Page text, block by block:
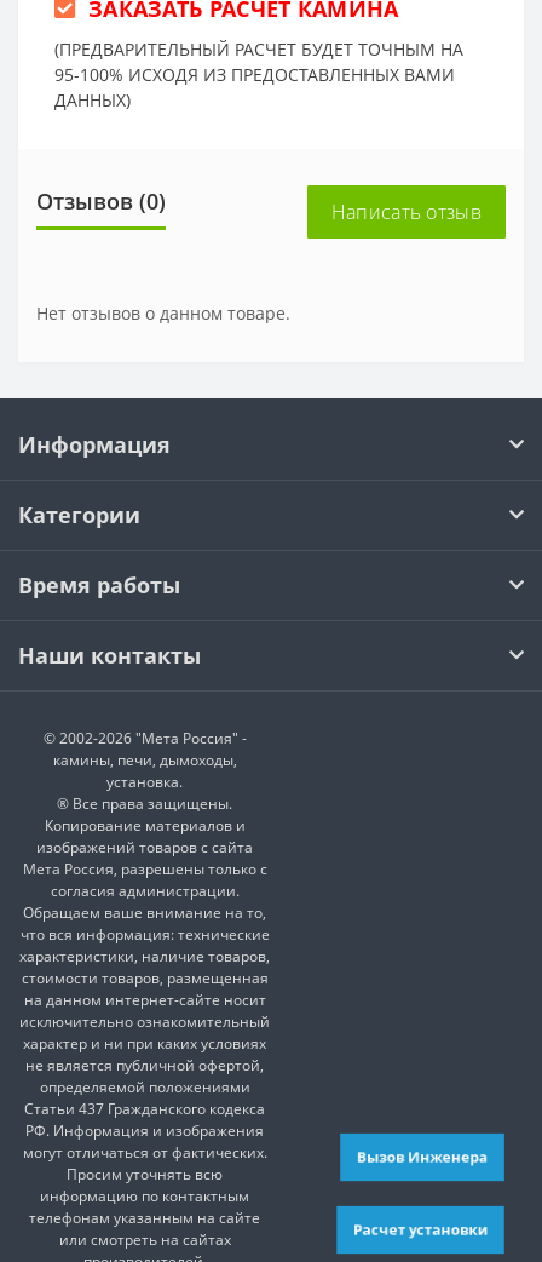
ЗАКАЗАТЬ РАСЧЕТ КАМИНА
(ПРЕДВАРИТЕЛЬНЫЙ РАСЧЕТ БУДЕТ ТОЧНЫМ НА
95-100% ИСХОДЯ ИЗ ПРЕДОСТАВЛЕННЫХ ВАМИ
ДАННЫХ)
Отзывов (0) Написать отзыв
Нет отзывов о данном товаре.
Информация
Категории
Время работы
Наши контакты
© 2002-2026 "Мета Россия" -
камины, печи, дымоходы,
установка.
® Все права защищены.
Копирование материалов и
изображений товаров с сайта
Мета Россия, разрешены только с
согласия администрации.
Обращаем ваше внимание на то,
что вся информация: технические
характеристики, наличие товаров,
стоимости товаров, размещенная
на данном интернет-сайте носит
исключительно ознакомительный
характер и ни при каких условиях
не является публичной офертой,
определяемой положениями
Статьи 437 Гражданского кодекса
РФ. Информация и изображения
могут отличаться от фактических.
Просим уточнять всю
информацию по контактным
телефонам указанным на сайте
или смотреть на сайтах
Расчет установки
Вызов Инженера